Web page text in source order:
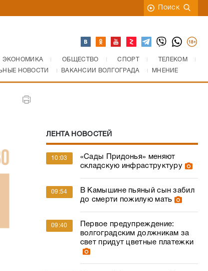
Поиск
ЭКОНОМИКА ОБЩЕСТВО СПОРТ
ТЕЛЕКОМ
НОВОСТИ ВАКАНСИИ ВОЛГОГРАДА МНЕНИЕ
ЛЕНТА НОВОСТЕЙ
10:03
«Сады Придонья» меняют
складскую инфраструктуру
09:54
В Камышине пьяный сын забил
до смерти пожилую мать
09:40
Первое предупреждение:
волгоградским должникам за
свет придут цветные платежки